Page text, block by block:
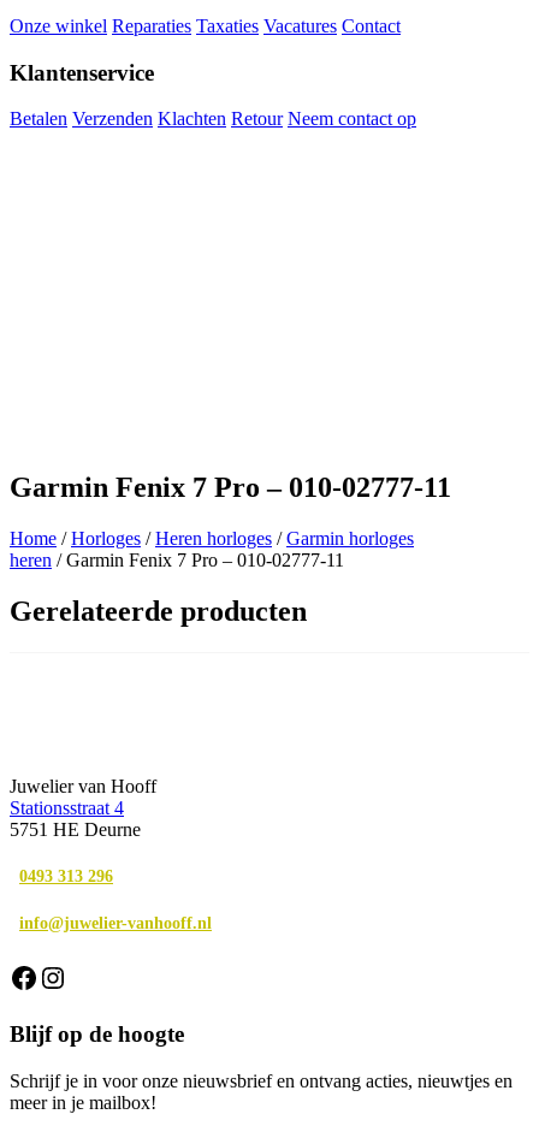
Onze winkel Reparaties Taxaties Vacatures Contact
Klantenservice
Betalen Verzenden Klachten Retour Neem contact op
Garmin Fenix 7 Pro – 010-02777-11
Home /Horloges /Heren horloges /Garmin horloges
heren / Garmin Fenix 7 Pro – 010-02777-11
Gerelateerde producten
Juwelier van Hooff
Stationsstraat 4
5751 HE Deurne
0493 313 296
info@juwelier-vanhooff.nl
Facebook
Instagram
Blijf op de hoogte
Schrijf je in voor onze nieuwsbrief en ontvang acties, nieuwtjes en
meer in je mailbox!